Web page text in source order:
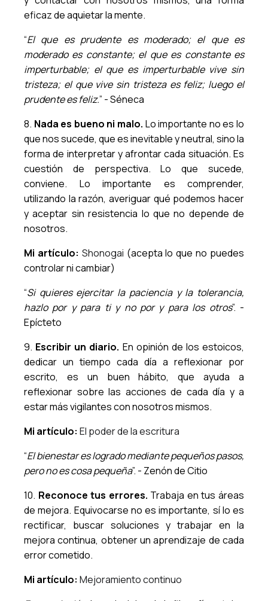
eficaz de aquietar la mente.
“El que es prudente es moderado; el que es
moderado es constante; el que es constante es
imperturbable; el que es imperturbable vive sin
tristeza; el que vive sin tristeza es feliz; luego el
prudente es feliz.” - Séneca
8. Nada es bueno ni malo. Lo importante no es lo
que nos sucede, que es inevitable y neutral, sino la
forma de interpretar y afrontar cada situación. Es
cuestión de perspectiva. Lo que sucede,
conviene. Lo importante es comprender,
utilizando la razón, averiguar qué podemos hacer
y aceptar sin resistencia lo que no depende de
nosotros.
Mi artículo: Shonogai (acepta lo que no puedes
controlar ni cambiar)
“Si quieres ejercitar la paciencia y la tolerancia,
hazlo por y para ti y no por y para los otros”. -
Epícteto
9. Escribir un diario. En opinión de los estoicos,
dedicar un tiempo cada día a reflexionar por
escrito, es un buen hábito, que ayuda a
reflexionar sobre las acciones de cada día y a
estar más vigilantes con nosotros mismos.
Mi artículo: El poder de la escritura
“El bienestar es logrado mediante pequeños pasos,
pero no es cosa pequeña”. - Zenón de Citio
10. Reconoce tus errores. Trabaja en tus áreas
de mejora. Equivocarse no es importante, sí lo es
rectificar, buscar soluciones y trabajar en la
mejora continua, obtener un aprendizaje de cada
error cometido.
Mi artículo: Mejoramiento continuo